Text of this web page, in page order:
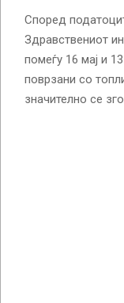
Според
Здравствениот
помеѓу 16 мај и
поврзани со
значително се